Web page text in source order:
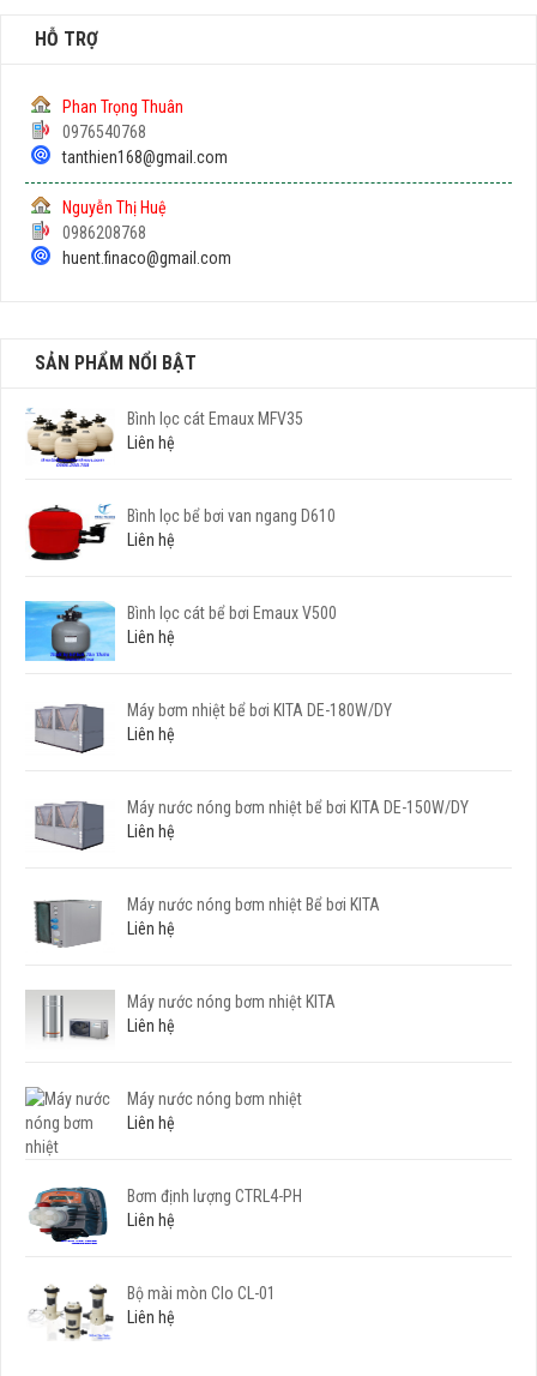
HỖ TRỢ
Phan Trọng Thuân
0976540768
tanthien168@gmail.com
Nguyễn Thị Huệ
0986208768
huent.finaco@gmail.com
SẢN PHẨM NỔI BẬT
Bình lọc cát Emaux MFV35
Liên hệ
Bình lọc bể bơi van ngang D610
Liên hệ
Bình lọc cát bể bơi Emaux V500
Liên hệ
Máy bơm nhiệt bể bơi KITA DE-180W/DY
Liên hệ
Máy nước nóng bơm nhiệt bể bơi KITA DE-150W/DY
Liên hệ
Máy nước nóng bơm nhiệt Bể bơi KITA
Liên hệ
Máy nước nóng bơm nhiệt KITA
Liên hệ
Máy nước nóng bơm nhiệt
Liên hệ
Bơm định lượng CTRL4-PH
Liên hệ
Bộ mài mòn Clo CL-01
Liên hệ